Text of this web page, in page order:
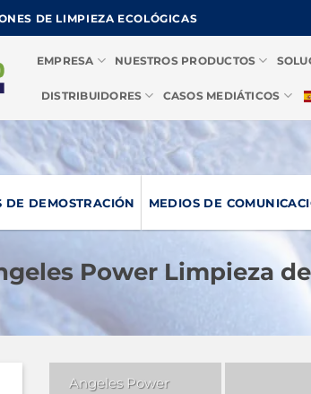
DE LIMPIEZA ECOLÓGICAS
EMPRESA NUESTROS PRODUCTOS
DISTRIBUIDORES CASOS MEDIÁTICOS
DE DEMOSTRACIÓN MEDIOS DE
Power Limpieza
Angeles Power